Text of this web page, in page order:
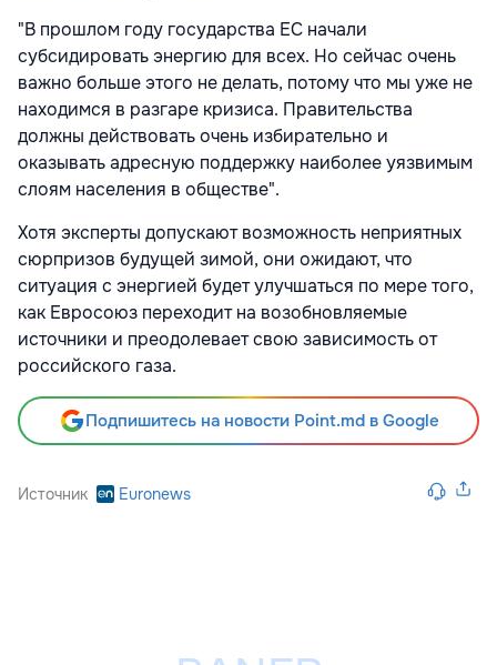
"В прошлом году государства ЕС начали
субсидировать энергию для всех. Но сейчас очень
важно больше этого не делать, потому что мы уже не
находимся в разгаре кризиса. Правительства
должны действовать очень избирательно и
оказывать адресную поддержку наиболее уязвимым
слоям населения в обществе".
Хотя эксперты допускают возможность неприятных
сюрпризов будущей зимой, они ожидают, что
ситуация с энергией будет улучшаться по мере того,
как Евросоюз переходит на возобновляемые
источники и преодолевает свою зависимость от
российского газа.
Подпишитесь на новости Point.md в Google
Источник Euronews